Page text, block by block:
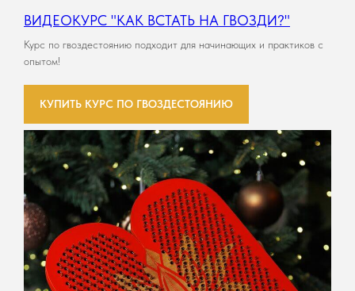
ВИДЕОКУРС "КАК ВСТАТЬ НА ГВОЗДИ?"
Курс по гвоздестоянию подходит для начинающих и практиков с
опытом!
КУПИТЬ КУРС ПО ГВОЗДЕСТОЯНИЮ